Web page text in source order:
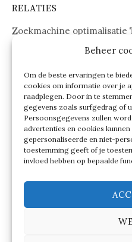
Beheer
Om de beste ervaringen te
cookies om informatie over je
raadplegen. Door in te
gegevens zoals surfgedrag of
Persoonsgegevens zullen
advertenties en cookies
gepersonaliseerde en niet-
toestemming geeft of je
invloed hebben op bepaalde
RELATIES
Zoekmachine optimalisatie